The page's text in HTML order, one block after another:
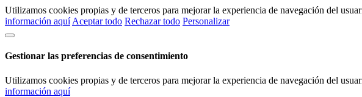
Utilizamos cookies propias y de terceros para mejorar la experiencia de navegación del
información aquí Aceptar todo Rechazar todo Personalizar
Gestionar las preferencias de consentimiento
Utilizamos cookies propias y de terceros para mejorar la experiencia de navegación del
información aquí